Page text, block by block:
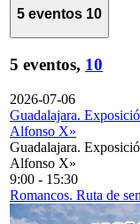
5 eventos 10
5 eventos, 10
2026-07-06
Guadalajara.
Alfonso X»
Guadalajara.
Alfonso X»
9:00 - 15:30
Romancos. Ruta de